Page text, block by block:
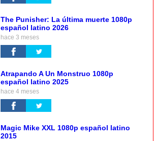
The Punisher: La última muerte 1080p
español latino 2026
hace 3 meses
Atrapando A Un Monstruo 1080p
español latino 2025
hace 4 meses
Magic Mike XXL 1080p español latino
2015